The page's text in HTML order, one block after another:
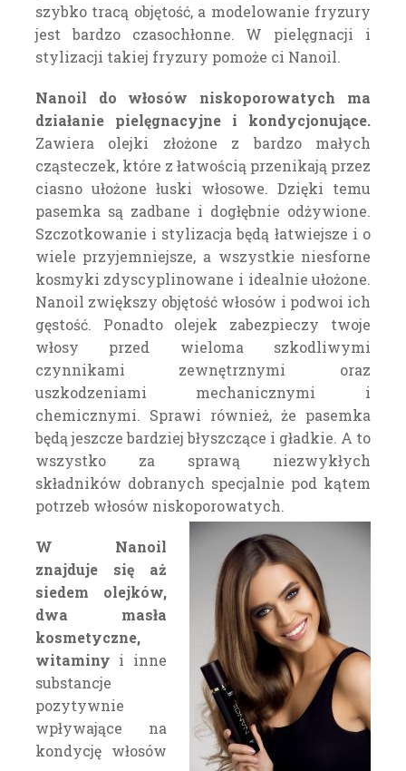
szybko tracą objętość, a modelowanie fryzury
jest bardzo czasochłonne. W pielęgnacji i
stylizacji takiej fryzury pomoże ci Nanoil.
Nanoil do włosów niskoporowatych ma
działanie pielęgnacyjne i kondycjonujące.
Zawiera olejki złożone z bardzo małych
cząsteczek, które z łatwością przenikają przez
ciasno ułożone łuski włosowe. Dzięki temu
pasemka są zadbane i dogłębnie odżywione.
Szczotkowanie i stylizacja będą łatwiejsze i o
wiele przyjemniejsze, a wszystkie niesforne
kosmyki zdyscyplinowane i idealnie ułożone.
Nanoil zwiększy objętość włosów i podwoi ich
gęstość. Ponadto olejek zabezpieczy twoje
włosy przed wieloma szkodliwymi
czynnikami zewnętrznymi oraz
uszkodzeniami mechanicznymi i
chemicznymi. Sprawi również, że pasemka
będą jeszcze bardziej błyszczące i gładkie. A to
wszystko za sprawą niezwykłych
składników dobranych specjalnie pod kątem
potrzeb włosów niskoporowatych.
W Nanoil
znajduje się aż
siedem olejków,
dwa masła
kosmetyczne,
witaminy i inne
substancje
pozytywnie
wpływające na
kondycję włosów